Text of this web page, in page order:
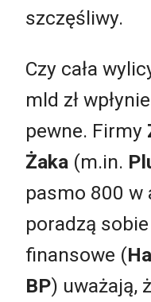
szczęśliwy.
Czy cała
mld zł
pewne. Firmy
Żaka (m.in.
pasmo 800 w
poradzą
finansowe (
BP) uważają,